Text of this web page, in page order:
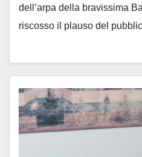
dell’arpa della bravissima
riscosso il plauso del